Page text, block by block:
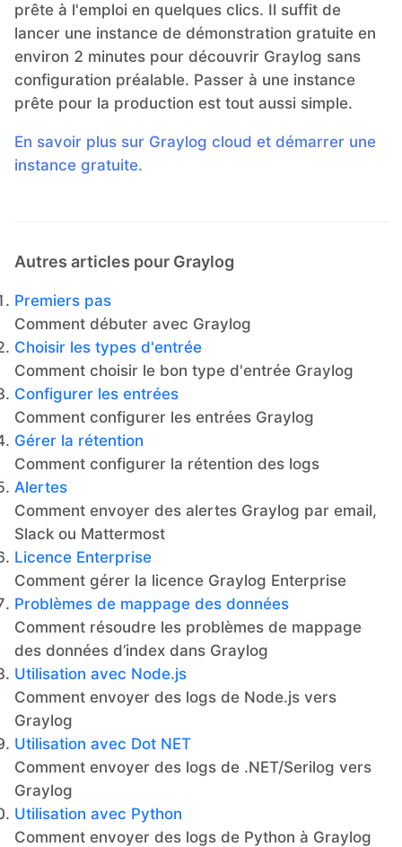
prête à l'emploi en quelques clics. Il suffit de
lancer une instance de démonstration gratuite en
environ 2 minutes pour découvrir Graylog sans
configuration préalable. Passer à une instance
prête pour la production est tout aussi simple.
En savoir plus sur Graylog cloud et démarrer une
instance gratuite.
Autres articles pour Graylog
Premiers pas
Comment débuter avec Graylog
Choisir les types d'entrée
Comment choisir le bon type d'entrée Graylog
Configurer les entrées
Comment configurer les entrées Graylog
Gérer la rétention
Comment configurer la rétention des logs
Alertes
Comment envoyer des alertes Graylog par email,
Slack ou Mattermost
Licence Enterprise
Comment gérer la licence Graylog Enterprise
Problèmes de mappage des données
Comment résoudre les problèmes de mappage
des données d’index dans Graylog
Utilisation avec Node.js
Comment envoyer des logs de Node.js vers
Graylog
Utilisation avec Dot NET
Comment envoyer des logs de .NET/Serilog vers
Graylog
Utilisation avec Python
Comment envoyer des logs de Python à Graylog